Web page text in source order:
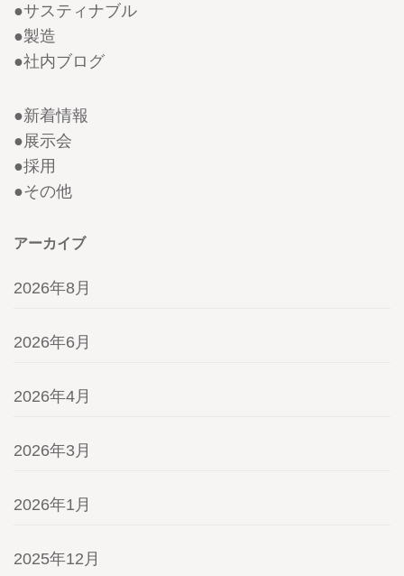
●サスティナブル
●製造
●社内ブログ
●新着情報
●展示会
●採用
●その他
アーカイブ
2026年8月
2026年6月
2026年4月
2026年3月
2026年1月
2025年12月